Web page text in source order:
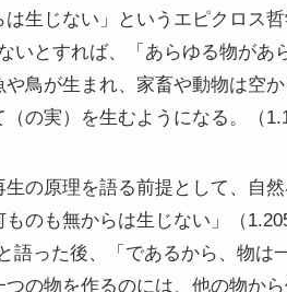
生じない」というエピクロス
いとすれば、「あらゆる物が
鳥が生まれ、家畜や動物は空
の実）を生むようになる。（
の原理を語る前提として、自
のも無からは生じない」（
語った後、「であるから、物は
の物を作るのには、他の物か